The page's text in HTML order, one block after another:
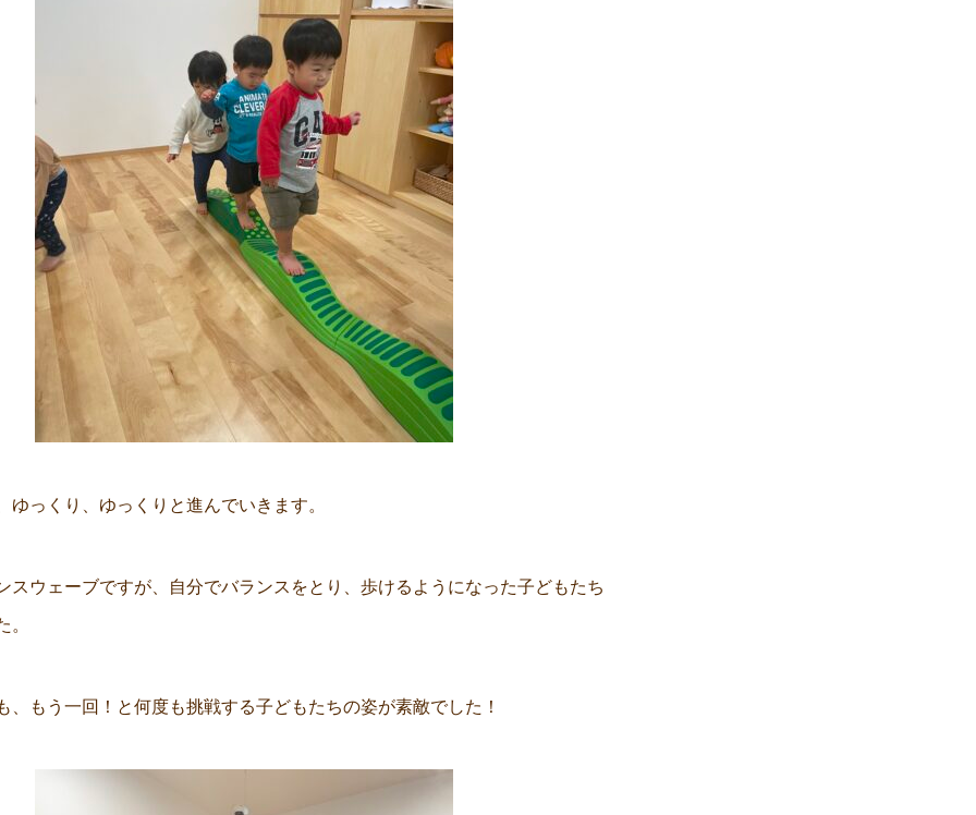
ゆっくり、ゆっくりと進んでいきます。
スウェーブですが、自分でバランスをとり、歩けるようになった子どもたち
。
、もう一回！と何度も挑戦する子どもたちの姿が素敵でした！